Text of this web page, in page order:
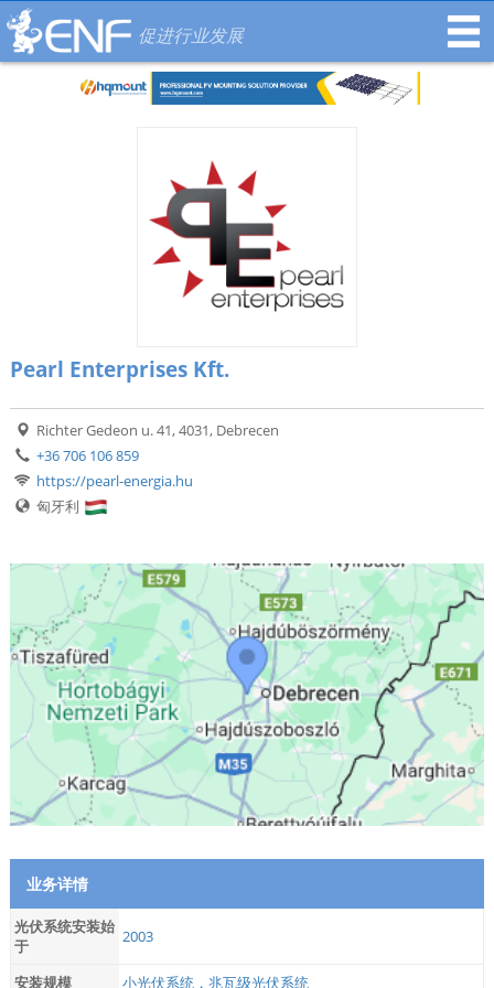
促进行业发展
Pearl Enterprises Kft.
Richter Gedeon u. 41, 4031, Debrecen
+36 706 106 859
https://pearl-energia.hu
匈牙利
业务详情
光伏系统安装始
于
2003
安装规模 小光伏系统，兆瓦级光伏系统